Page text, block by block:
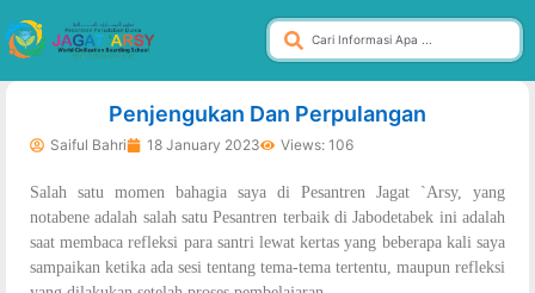
Penjengukan Dan Perpulangan
Saiful Bahri 18 January 2023 Views: 106
Salah satu momen bahagia saya di Pesantren Jagat `Arsy, yang
notabene adalah salah satu Pesantren terbaik di Jabodetabek ini adalah
saat membaca refleksi para santri lewat kertas yang beberapa kali saya
sampaikan ketika ada sesi tentang tema-tema tertentu, maupun refleksi